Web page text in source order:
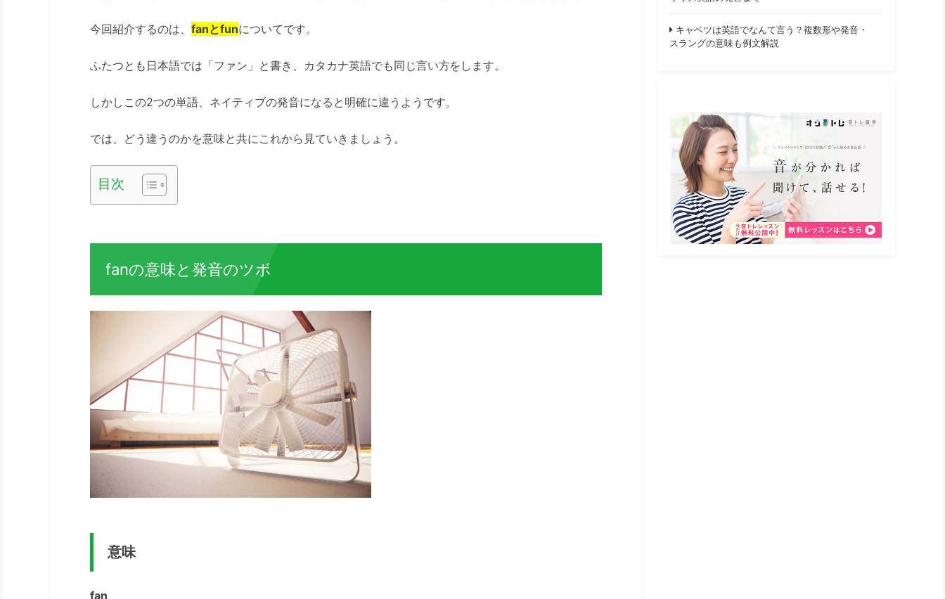
今回紹介するのは、 fanとfunについてです。
ふたつとも日本語では「ファン」と書き、カタカナ英語でも同じ言い方をします。
しかしこの2つの単語、ネイティブの発音になると明確に違うようです。
では、どう違うのかを意味と共にこれから見ていきましょう。
目次
fanの意味と発音のツボ
意味
fan
キャベツは英語でなんて言う？複数形や発音・
スラングの意味も例文解説